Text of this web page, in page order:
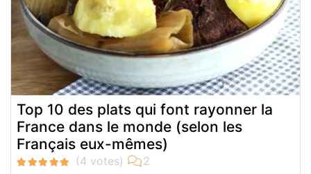
Top 10 des plats qui font rayonner la
France dans le monde (selon les
Français eux-mêmes)